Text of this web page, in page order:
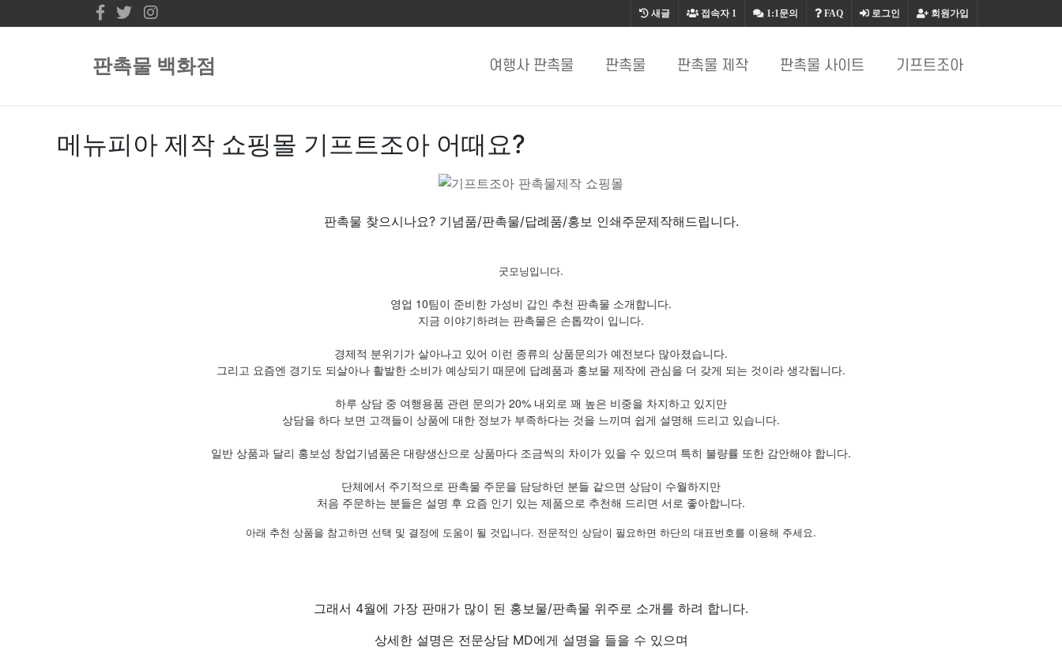
회원가입
로그인
FAQ
1:1문의
접속자1
새글
판촉물 백화점 여행사 판촉물 판촉물 판촉물 제작 판촉물 사이트 기프트조아
메뉴피아 제작 쇼핑몰 기프트조아 어때요?
판촉물 찾으시나요? 기념품/판촉물/답례품/홍보 인쇄주문제작해드립니다.
굿모닝입니다.
영업 10팀이 준비한 가성비 갑인 추천 판촉물 소개합니다.
지금 이야기하려는 판촉물은 손톱깍이 입니다.
경제적 분위기가 살아나고 있어 이런 종류의 상품문의가 예전보다 많아졌습니다.
그리고 요즘엔 경기도 되살아나 활발한 소비가 예상되기 때문에 답례품과 홍보물 제작에 관심을 더 갖게 되는 것이라 생각됩니다.
하루 상담 중 여행용품 관련 문의가 20% 내외로 꽤 높은 비중을 차지하고 있지만
상담을 하다 보면 고객들이 상품에 대한 정보가 부족하다는 것을 느끼며 쉽게 설명해 드리고 있습니다.
일반 상품과 달리 홍보성 창업기념품은 대량생산으로 상품마다 조금씩의 차이가 있을 수 있으며 특히 불량률 또한 감안해야 합니다.
단체에서 주기적으로 판촉물 주문을 담당하던 분들 같으면 상담이 수월하지만
처음 주문하는 분들은 설명 후 요즘 인기 있는 제품으로 추천해 드리면 서로 좋아합니다.
아래 추천 상품을 참고하면 선택 및 결정에 도움이 될 것입니다. 전문적인 상담이 필요하면 하단의 대표번호를 이용해 주세요.
그래서 4월에 가장 판매가 많이 된 홍보물/판촉물 위주로 소개를 하려 합니다.
상세한 설명은 전문상담 MD에게 설명을 들을 수 있으며